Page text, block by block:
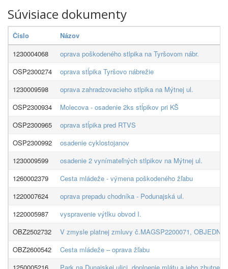
Súvisiace dokumenty
Číslo
Názov
1230004068
oprava poškodeného stlpika na Tyršovom nábr.
OSP2300274
oprava stĺpika Tyršovo nábrežie
1230009598
oprava zahradzovacieho stlpika na Mýtnej ul.
OSP2300934
Molecova - osadenie 2ks stĺpikov pri KŠ
OSP2300965
oprava stĺpika pred RTVS
OSP2300992
osadenie cyklostojanov
1230009599
osadenie 2 vynímateľných stlpikov na Mýtnej ul.
1260002379
Cesta mládeže - výmena poškodeného žľabu
1220007624
oprava prepadu chodníka - Podunajská ul.
1220005987
vyspravenie výtlku obvod I.
OBZ2502732
V zmysle platnej zmluvy č.MAGSP2200071,
OBZ2600542
Cesta mládeže – oprava žľabu